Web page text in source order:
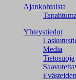
Ajankohtaista
Yhteystiedot
Media
Tietosuoja